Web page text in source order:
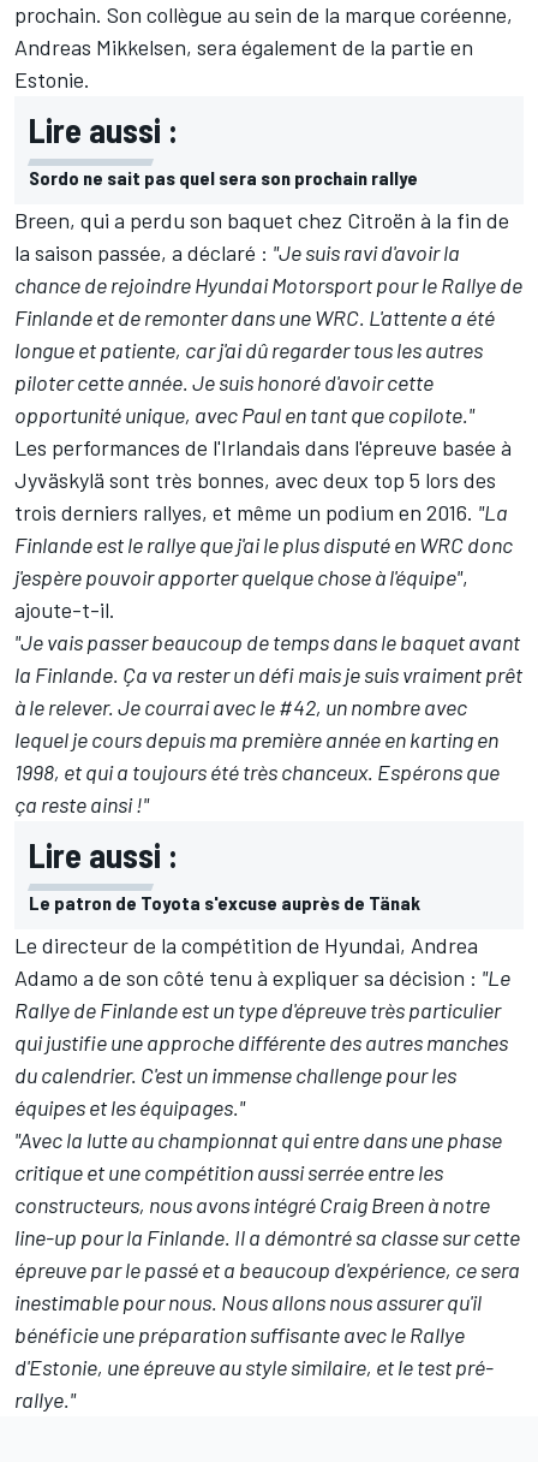
prochain. Son collègue au sein de la marque coréenne,
Andreas Mikkelsen, sera également de la partie en
Estonie.
Lire aussi :
Sordo ne sait pas quel sera son prochain rallye
Breen, qui a perdu son baquet chez Citroën à la fin de
la saison passée, a déclaré : "Je suis ravi d'avoir la
chance de rejoindre Hyundai Motorsport pour le Rallye de
Finlande et de remonter dans une WRC. L'attente a été
longue et patiente, car j'ai dû regarder tous les autres
piloter cette année. Je suis honoré d'avoir cette
opportunité unique, avec Paul en tant que copilote."
Les performances de l'Irlandais dans l'épreuve basée à
Jyväskylä sont très bonnes, avec deux top 5 lors des
trois derniers rallyes, et même un podium en 2016. "La
Finlande est le rallye que j'ai le plus disputé en WRC donc
j'espère pouvoir apporter quelque chose à l'équipe",
ajoute-t-il.
"Je vais passer beaucoup de temps dans le baquet avant
la Finlande. Ça va rester un défi mais je suis vraiment prêt
à le relever. Je courrai avec le #42, un nombre avec
lequel je cours depuis ma première année en karting en
1998, et qui a toujours été très chanceux. Espérons que
ça reste ainsi !"
Lire aussi :
Le patron de Toyota s'excuse auprès de Tänak
Le directeur de la compétition de Hyundai, Andrea
Adamo a de son côté tenu à expliquer sa décision : "Le
Rallye de Finlande est un type d'épreuve très particulier
qui justifie une approche différente des autres manches
du calendrier. C'est un immense challenge pour les
équipes et les équipages."
"Avec la lutte au championnat qui entre dans une phase
critique et une compétition aussi serrée entre les
constructeurs, nous avons intégré Craig Breen à notre
line-up pour la Finlande. Il a démontré sa classe sur cette
épreuve par le passé et a beaucoup d'expérience, ce sera
inestimable pour nous. Nous allons nous assurer qu'il
bénéficie une préparation suffisante avec le Rallye
d'Estonie, une épreuve au style similaire, et le test pré-
rallye."